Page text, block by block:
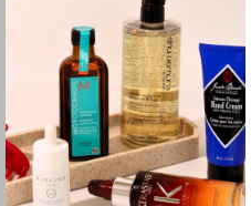
Soins du visage
Maquillage
Bain et Corps
Bijoux